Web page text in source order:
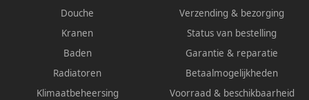
Douche
Kranen
Baden
Radiatoren
Klimaatbeheersing
Verzending & bezorging
Status van bestelling
Garantie & reparatie
Betaalmogelijkheden
Voorraad & beschikbaarheid